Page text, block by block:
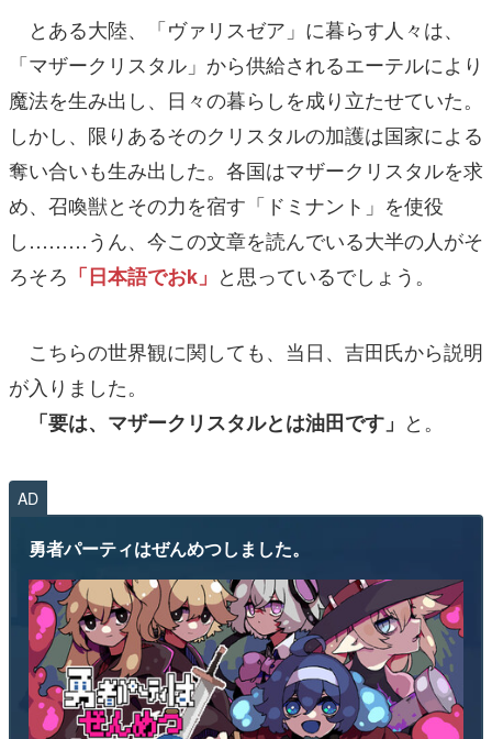
とある大陸、「ヴァリスゼア」に暮らす人々は、
「マザークリスタル」から供給されるエーテルにより
魔法を生み出し、日々の暮らしを成り立たせていた。
しかし、限りあるそのクリスタルの加護は国家による
奪い合いも生み出した。各国はマザークリスタルを求
め、召喚獣とその力を宿す「ドミナント」を使役
し………うん、今この文章を読んでいる大半の人がそ
ろそろ 「日本語でおk」 と思っているでしょう。
こちらの世界観に関しても、当日、吉田氏から説明
が入りました。
「要は、マザークリスタルとは油田です」 と。
AD
勇者パーティはぜんめつしました。